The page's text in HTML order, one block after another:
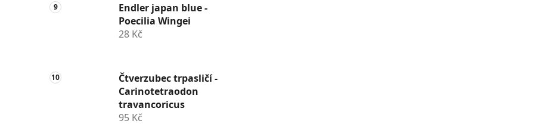
Endler japan blue -
Poecilia Wingei
28 Kč
Čtverzubec trpasličí -
Carinotetraodon
travancoricus
95 Kč